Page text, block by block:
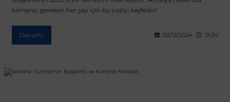
bilmeniz gereken her şey için bu yazıyı keşfedin!
Devamı 02/12/2024 01:34